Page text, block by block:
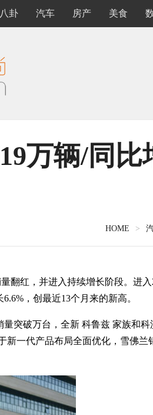
卦 汽车 房产 美食
万辆/同比
HOME >
红，并进入持续增长阶段。进入
，创最近13个月来的新高。
突破万台，全新 科鲁兹 家族和科
新一代产品布局全面优化，雪佛兰